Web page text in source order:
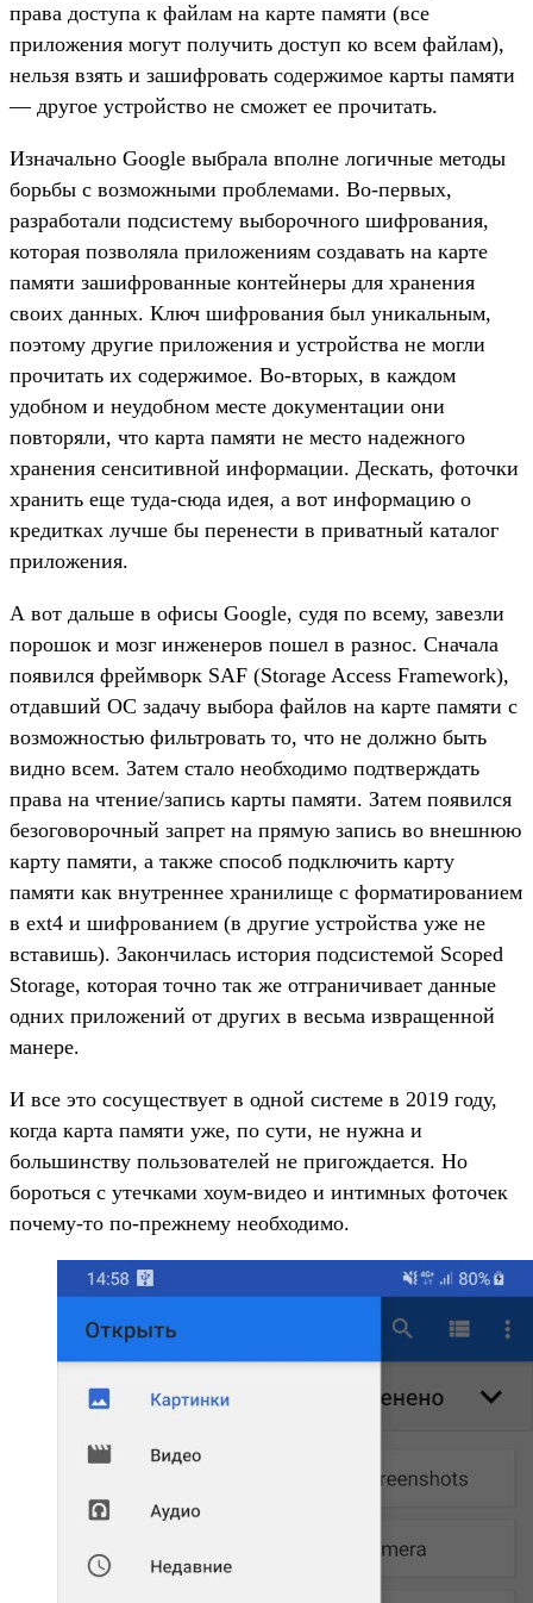
права доступа к файлам на карте памяти (все
приложения могут получить доступ ко всем файлам),
нельзя взять и зашифровать содержимое карты памяти
— другое устройство не сможет ее прочитать.
Изначально Google выбрала вполне логичные методы
борьбы с возможными проблемами. Во-первых,
разработали подсистему выборочного шифрования,
которая позволяла приложениям создавать на карте
памяти зашифрованные контейнеры для хранения
своих данных. Ключ шифрования был уникальным,
поэтому другие приложения и устройства не могли
прочитать их содержимое. Во-вторых, в каждом
удобном и неудобном месте документации они
повторяли, что карта памяти не место надежного
хранения сенситивной информации. Дескать, фоточки
хранить еще туда-сюда идея, а вот информацию о
кредитках лучше бы перенести в приватный каталог
приложения.
А вот дальше в офисы Google, судя по всему, завезли
порошок и мозг инженеров пошел в разнос. Сначала
появился фреймворк SAF (Storage Access Framework),
отдавший ОС задачу выбора файлов на карте памяти с
возможностью фильтровать то, что не должно быть
видно всем. Затем стало необходимо подтверждать
права на чтение/запись карты памяти. Затем появился
безоговорочный запрет на прямую запись во внешнюю
карту памяти, а также способ подключить карту
памяти как внутреннее хранилище с форматированием
в ext4 и шифрованием (в другие устройства уже не
вставишь). Закончилась история подсистемой Scoped
Storage, которая точно так же отграничивает данные
одних приложений от других в весьма извращенной
манере.
И все это сосуществует в одной системе в 2019 году,
когда карта памяти уже, по сути, не нужна и
большинству пользователей не пригождается. Но
бороться с утечками хоум-видео и интимных фоточек
почему-то по-прежнему необходимо.